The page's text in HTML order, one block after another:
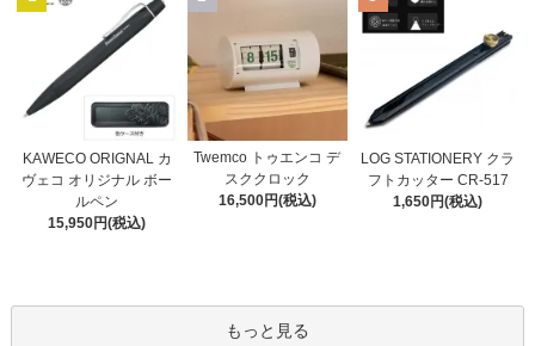
KAWECO ORIGNAL カ
ヴェコ オリジナル ボー
ルペン
15,950円(税込)
Twemco トゥエンコ デ
スククロック
16,500円(税込)
LOG STATIONERY クラ
フトカッター CR-517
1,650円(税込)
もっと見る